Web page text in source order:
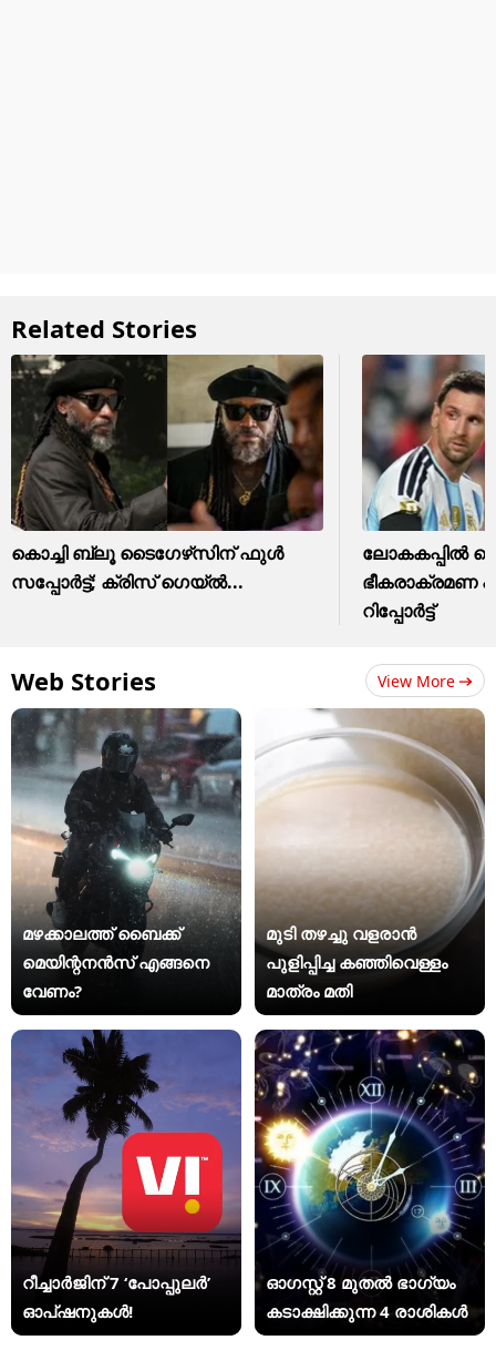
Related Stories
കൊച്ചി ബ്ലൂ ടൈഗേഴ്‌സിന് ഫുള്‍
സപ്പോര്‍ട്ട്; ക്രിസ് ഗെയ്ല്‍...
ലോകകപ്പിൽ
ഭീകരാക്രമണ
റിപ്പോർട്ട്
Web Stories View More
മഴക്കാലത്ത് ബൈക്ക്
മെയിന്റനൻസ് എങ്ങനെ
വേണം?
മുടി തഴച്ചു വളരാൻ
പുളിപ്പിച്ച കഞ്ഞിവെള്ളം
മാത്രം മതി
റീച്ചാർജിന് 7 ‘പോപ്പുലർ’
ഓപ്ഷനുകൾ!
ഓഗസ്റ്റ് 8 മുതൽ ഭാഗ്യം
കടാക്ഷിക്കുന്ന 4 രാശികൾ